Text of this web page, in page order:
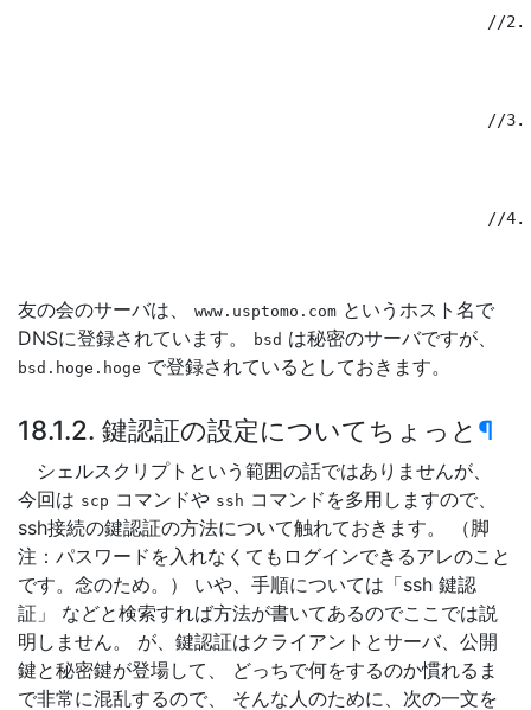
//2.
//3.
//4.
友の会のサーバは、 www.usptomo.com というホスト名で
DNSに登録されています。
bsd は秘密のサーバですが、
bsd.hoge.hoge で登録されているとしておきます。
18.1.2. 鍵認証の設定についてちょっと ¶
シェルスクリプトという範囲の話ではありませんが、
今回は scp コマンドや ssh コマンドを多用しますので、
ssh接続の鍵認証の方法について触れておきます。 （脚
注：パスワードを入れなくてもログインできるアレのこと
です。念のため。） いや、手順については「ssh 鍵認
証」 などと検索すれば方法が書いてあるのでここでは説
明しません。 が、鍵認証はクライアントとサーバ、公開
鍵と秘密鍵が登場して、 どっちで何をするのか慣れるま
で非常に混乱するので、 そんな人のために、次の一文を